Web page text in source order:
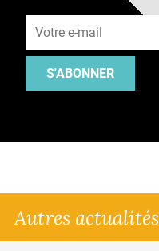
S'ABONNER
Autres